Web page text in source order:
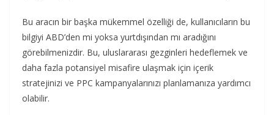
Bu aracın bir başka mükemmel özelliği de, kullanıcıların bu
bilgiyi ABD’den mi yoksa yurtdışından mı aradığını
görebilmenizdir. Bu, uluslararası gezginleri hedeflemek ve
daha fazla potansiyel misafire ulaşmak için içerik
stratejinizi ve PPC kampanyalarınızı planlamanıza yardımcı
olabilir.